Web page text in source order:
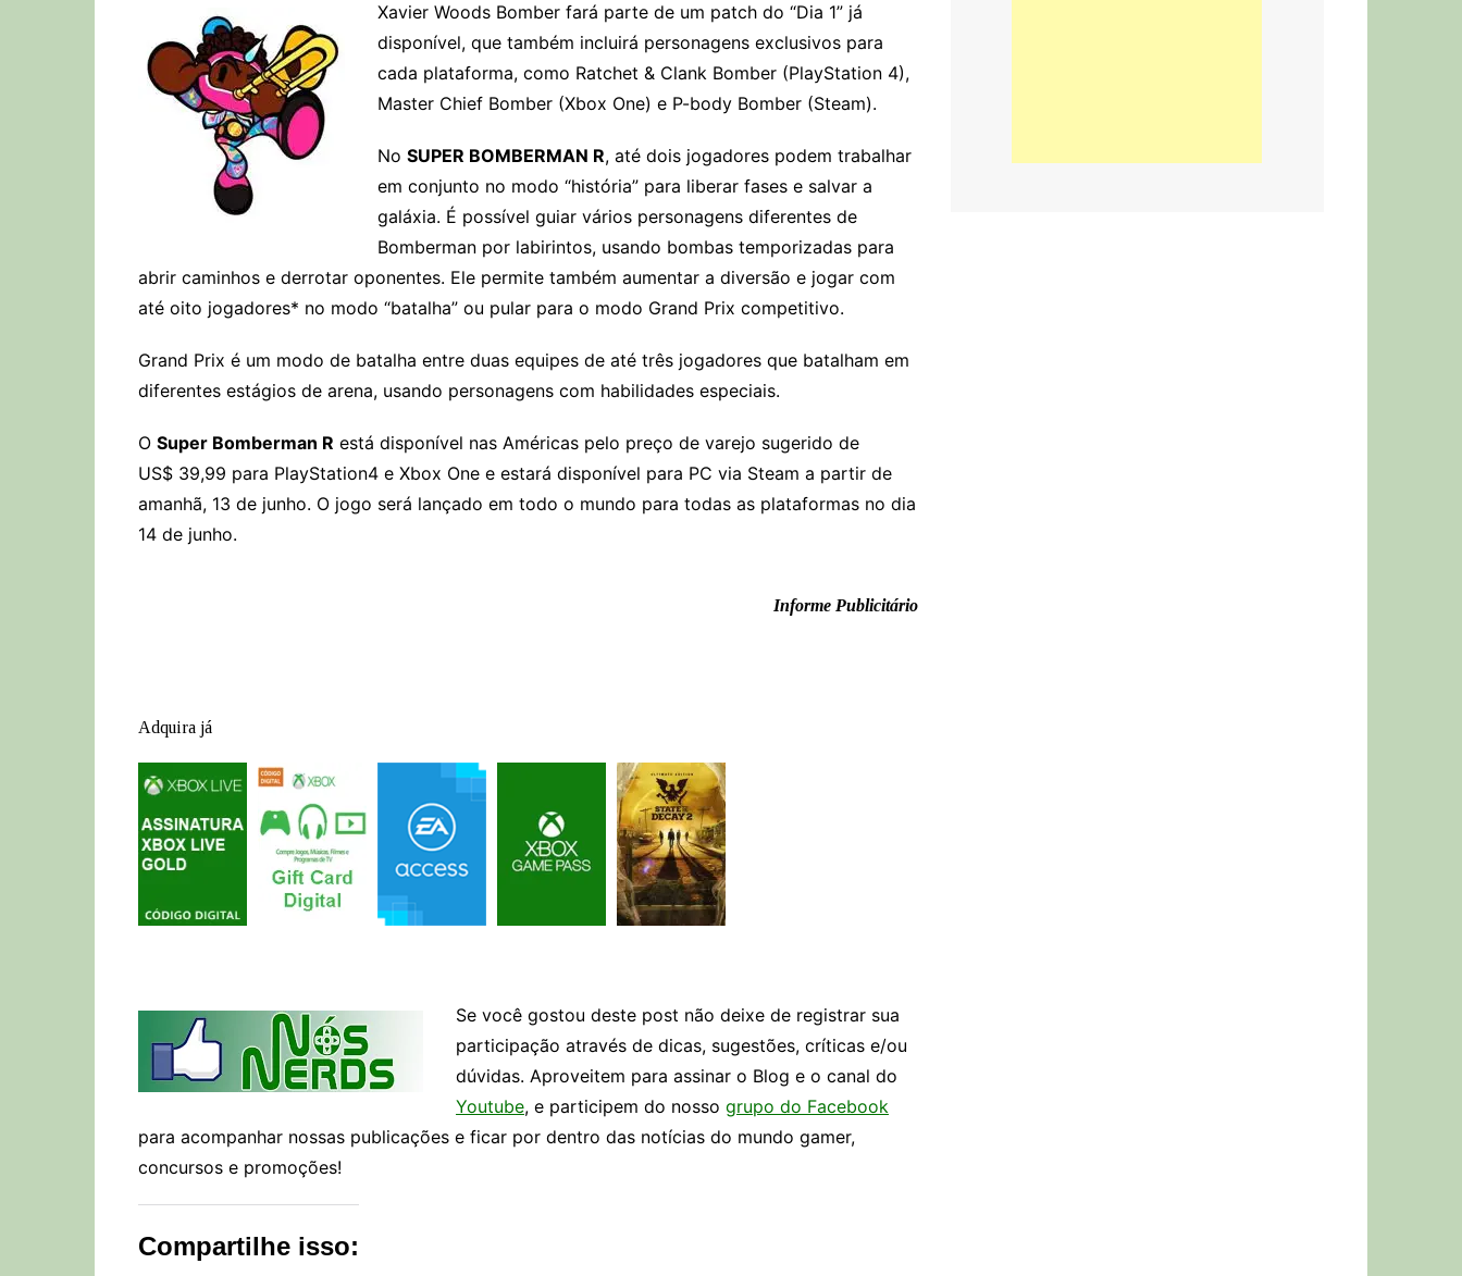
Xavier Woods Bomber fará parte de um patch do “Dia 1” já
disponível, que também incluirá personagens exclusivos para
cada plataforma, como Ratchet & Clank Bomber (PlayStation 4),
Master Chief Bomber (Xbox One) e P-body Bomber (Steam).
No SUPER BOMBERMAN R, até dois jogadores podem trabalhar
em conjunto no modo “história” para liberar fases e salvar a
galáxia. É possível guiar vários personagens diferentes de
Bomberman por labirintos, usando bombas temporizadas para
abrir caminhos e derrotar oponentes. Ele permite também aumentar a diversão e jogar com
até oito jogadores* no modo “batalha” ou pular para o modo Grand Prix competitivo.
Grand Prix é um modo de batalha entre duas equipes de até três jogadores que batalham em
diferentes estágios de arena, usando personagens com habilidades especiais.
O Super Bomberman R está disponível nas Américas pelo preço de varejo sugerido de
US$ 39,99 para PlayStation4 e Xbox One e estará disponível para PC via Steam a partir de
amanhã, 13 de junho. O jogo será lançado em todo o mundo para todas as plataformas no dia
14 de junho.
Informe Publicitário
Adquira já
Se você gostou deste post não deixe de registrar sua
participação através de dicas, sugestões, críticas e/ou
dúvidas. Aproveitem para assinar o Blog e o canal do
Youtube, e participem do nosso grupo do Facebook
para acompanhar nossas publicações e ficar por dentro das notícias do mundo gamer,
concursos e promoções!
Compartilhe isso: